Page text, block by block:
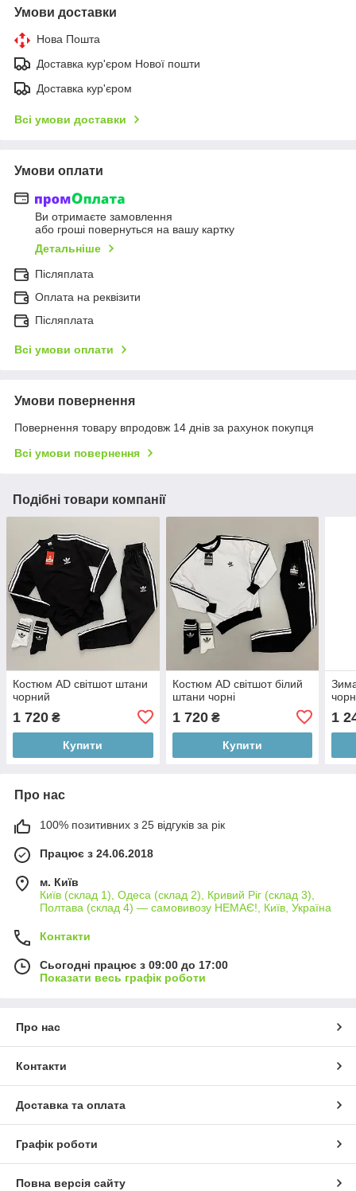
Умови доставки
Нова Пошта
Доставка кур'єром Нової пошти
Доставка кур'єром
Всі умови доставки
Умови оплати
Ви отримаєте замовлення
або гроші повернуться на вашу картку
Детальніше
Післяплата
Оплата на реквізити
Післяплата
Всі умови оплати
Умови повернення
Повернення товару впродовж 14 днів за рахунок покупця
Всі умови повернення
Подібні товари компанії
Костюм AD світшот штани
чорний
1 720 ₴
Купити
Костюм AD світшот білий
штани чорні
1 720₴
Купити
1
Про нас
100% позитивних з 25 відгуків за рік
Працює з 24.06.2018
м. Київ
Київ (склад 1), Одеса (склад 2), Кривий Ріг (склад 3),
Полтава (склад 4) — самовивозу НЕМАЄ!, Київ, Україна
Контакти
Сьогодні працює з 09:00 до 17:00
Показати весь графік роботи
Про нас
Контакти
Доставка та оплата
Графік роботи
Повна версія сайту